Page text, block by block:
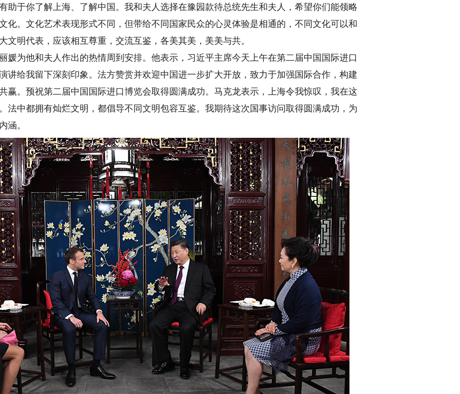
助于你了解上海、了解中国。我和夫人选择在豫园款待总统先生和夫人，希望你们能领略
化。文化艺术表现形式不同，但带给不同国家民众的心灵体验是相通的，不同文化可以和
文明代表，应该相互尊重，交流互鉴，各美其美，美美与共。
为他和夫人作出的热情周到安排。他表示，习近平主席今天上午在第二届中国国际进口
讲给我留下深刻印象。法方赞赏并欢迎中国进一步扩大开放，致力于加强国际合作，构建
赢。预祝第二届中国国际进口博览会取得圆满成功。马克龙表示，上海令我惊叹，我在这
法中都拥有灿烂文明，都倡导不同文明包容互鉴。我期待这次国事访问取得圆满成功，为
涵。